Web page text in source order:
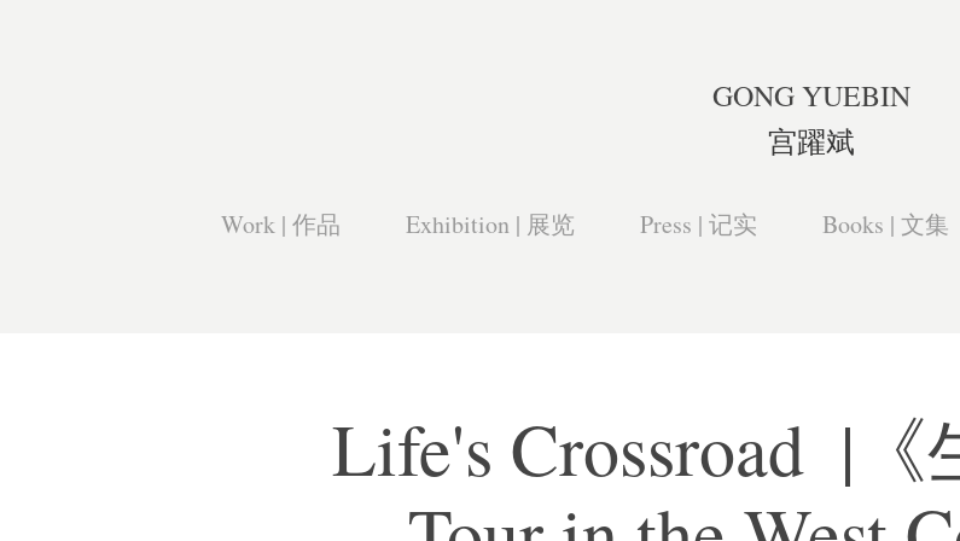
GONG YUEBIN
宫躍斌
Work | 作品 Exhibition | 展览 Press | 记实 Books | 文集
Life's Crossroad  |《